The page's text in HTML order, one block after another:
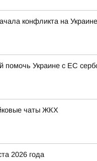
конфликта на
Украине с ЕС
чаты ЖКХ
2026 года